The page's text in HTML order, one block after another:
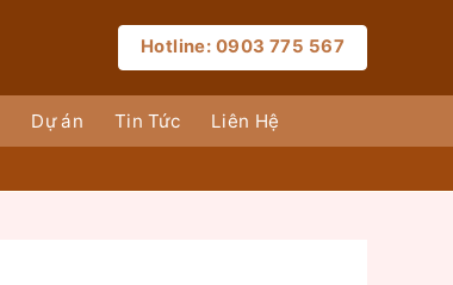
Hotline: 0903 775 567
Dự án Tin Tức Liên Hệ